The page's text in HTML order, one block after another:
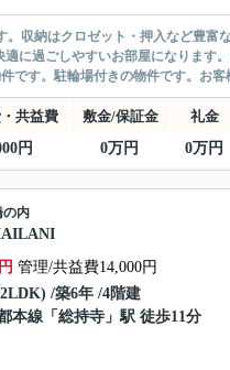
収納はクロゼット・押入など豊
に過ごしやすいお部屋になります
です。駐輪場付きの物件です。お
共益費 敷金/保証金 礼金
円 0万円 0万円
の内
管理/共益費14,000円
/築6年 /4階建
本線 「 総持寺 」駅 徒歩11分